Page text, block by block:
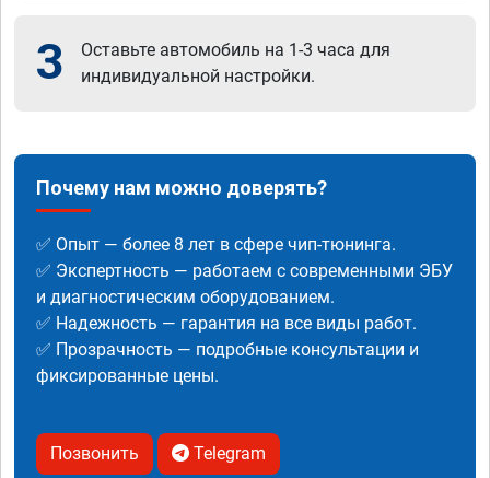
3
Оставьте автомобиль на 1-3 часа для
индивидуальной настройки.
Почему нам можно доверять?
✅ Опыт — более 8 лет в сфере чип-тюнинга.
✅ Экспертность — работаем с современными ЭБУ
и диагностическим оборудованием.
✅ Надежность — гарантия на все виды работ.
✅ Прозрачность — подробные консультации и
фиксированные цены.
Позвонить Telegram